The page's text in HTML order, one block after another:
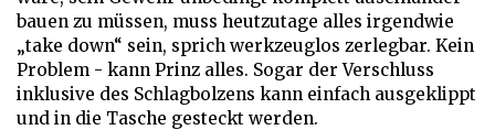
bauen zu müssen, muss heutzutage alles irgendwie
„take down“ sein, sprich werkzeuglos zerlegbar. Kein
Problem - kann Prinz alles. Sogar der Verschluss
inklusive des Schlagbolzens kann einfach ausgeklippt
und in die Tasche gesteckt werden.